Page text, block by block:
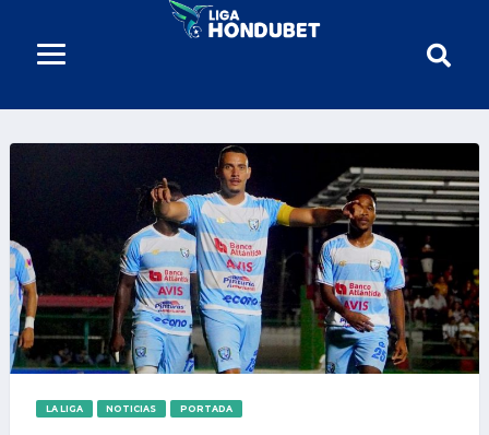
LA LIGA NOTICIAS PORTADA